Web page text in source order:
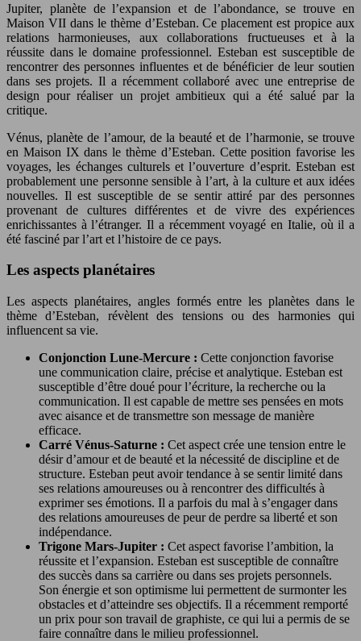
Jupiter, planète de l’expansion et de l’abondance, se trouve en
Maison VII dans le thème d’Esteban. Ce placement est propice aux
relations harmonieuses, aux collaborations fructueuses et à la
réussite dans le domaine professionnel. Esteban est susceptible de
rencontrer des personnes influentes et de bénéficier de leur soutien
dans ses projets. Il a récemment collaboré avec une entreprise de
design pour réaliser un projet ambitieux qui a été salué par la
critique.
Vénus, planète de l’amour, de la beauté et de l’harmonie, se trouve
en Maison IX dans le thème d’Esteban. Cette position favorise les
voyages, les échanges culturels et l’ouverture d’esprit. Esteban est
probablement une personne sensible à l’art, à la culture et aux idées
nouvelles. Il est susceptible de se sentir attiré par des personnes
provenant de cultures différentes et de vivre des expériences
enrichissantes à l’étranger. Il a récemment voyagé en Italie, où il a
été fasciné par l’art et l’histoire de ce pays.
Les aspects planétaires
Les aspects planétaires, angles formés entre les planètes dans le
thème d’Esteban, révèlent des tensions ou des harmonies qui
influencent sa vie.
Conjonction Lune-Mercure : Cette conjonction favorise
une communication claire, précise et analytique. Esteban est
susceptible d’être doué pour l’écriture, la recherche ou la
communication. Il est capable de mettre ses pensées en mots
avec aisance et de transmettre son message de manière
efficace.
Carré Vénus-Saturne : Cet aspect crée une tension entre le
désir d’amour et de beauté et la nécessité de discipline et de
structure. Esteban peut avoir tendance à se sentir limité dans
ses relations amoureuses ou à rencontrer des difficultés à
exprimer ses émotions. Il a parfois du mal à s’engager dans
des relations amoureuses de peur de perdre sa liberté et son
indépendance.
Trigone Mars-Jupiter : Cet aspect favorise l’ambition, la
réussite et l’expansion. Esteban est susceptible de connaître
des succès dans sa carrière ou dans ses projets personnels.
Son énergie et son optimisme lui permettent de surmonter les
obstacles et d’atteindre ses objectifs. Il a récemment remporté
un prix pour son travail de graphiste, ce qui lui a permis de se
faire connaître dans le milieu professionnel.